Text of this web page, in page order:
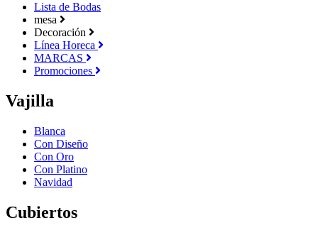
Lista de Bodas
mesa
Decoración
Línea Horeca
MARCAS
Promociones
Vajilla
Blanca
Con Diseño
Con Oro
Con Platino
Navidad
Cubiertos